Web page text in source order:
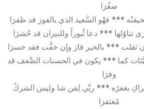
صغُرَا
*** فهْو السَّعيد الذي بالفوز قد ظفرَا
تناوُلها *** دعا ثُبوراً وللنيران قد حُشرَا
ثقلت *** بالخير فاز وإن خفَّت فقد خسرَا
كما *** يكون في الحسنات الضِّعف قد
وفرَا
يغفرُه *** ربِّي لِمَن شا وليس الشركُ
مُغتفرَا